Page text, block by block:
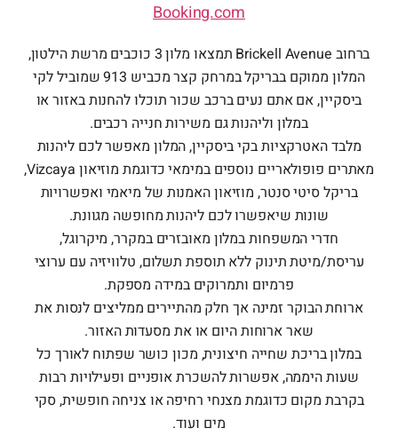
Booking.com
ברחוב Brickell Avenue תמצאו מלון 3 כוכבים מרשת הילטון,
המלון ממוקם בבריקל במרחק קצר מכביש 913 שמוביל לקי
ביסקיין, אם אתם נעים ברכב שכור תוכלו להחנות באזור או
במלון וליהנות גם משירות חנייה רכבים.
מלבד האטרקציות בקי ביסקיין, המלון מאפשר לכם ליהנות
מאתרים פופולאריים נוספים במימאי כדוגמת מוזיאון Vizcaya,
בריקל סיטי סנטר, מוזיאון האמנות של מיאמי ואפשרויות
שונות שיאפשרו לכם ליהנות מחופשה מגוונת.
חדרי המשפחות במלון מאובזרים במקרר, מיקרוגל,
עריסת/מיטת תינוק ללא תוספת תשלום, טלוויזיה עם ערוצי
פרמיום ותמרוקים במידה מספקת.
ארוחת הבוקר זמינה אך חלק מהתיירים ממליצים לנסות את
שאר ארוחות היום או את מסעדות האזור.
במלון בריכת שחייה חיצונית, מכון כושר שפתוח לאורך כל
שעות היממה, אפשרות להשכרת אופניים ופעילויות רבות
בקרבת מקום כדוגמת מצנחי רחיפה או צניחה חופשית, סקי
מים ועוד.